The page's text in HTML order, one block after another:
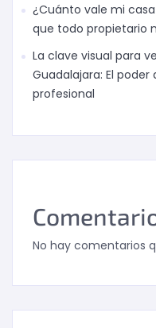
¿Cuánto vale mi
que todo propietario
La clave visual para
Guadalajara: El
profesional
No hay comentarios